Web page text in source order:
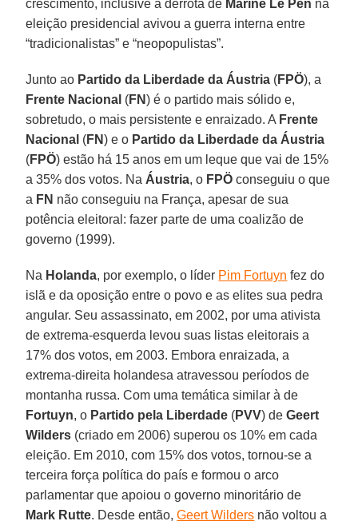
crescimento, inclusive a derrota de Marine Le Pen na
eleição presidencial avivou a guerra interna entre
“tradicionalistas” e “neopopulistas”.
Junto ao Partido da Liberdade da Áustria (FPÖ), a
Frente Nacional (FN) é o partido mais sólido e,
sobretudo, o mais persistente e enraizado. A Frente
Nacional (FN) e o Partido da Liberdade da Áustria
(FPÖ) estão há 15 anos em um leque que vai de 15%
a 35% dos votos. Na Áustria, o FPÖ conseguiu o que
a FN não conseguiu na França, apesar de sua
potência eleitoral: fazer parte de uma coalizão de
governo (1999).
Na Holanda, por exemplo, o líder Pim Fortuyn fez do
islã e da oposição entre o povo e as elites sua pedra
angular. Seu assassinato, em 2002, por uma ativista
de extrema-esquerda levou suas listas eleitorais a
17% dos votos, em 2003. Embora enraizada, a
extrema-direita holandesa atravessou períodos de
montanha russa. Com uma temática similar à de
Fortuyn, o Partido pela Liberdade (PVV) deGeert
Wilders (criado em 2006) superou os 10% em cada
eleição. Em 2010, com 15% dos votos, tornou-se a
terceira força política do país e formou o arco
parlamentar que apoiou o governo minoritário de
Mark Rutte. Desde então,Geert Wilders não voltou a